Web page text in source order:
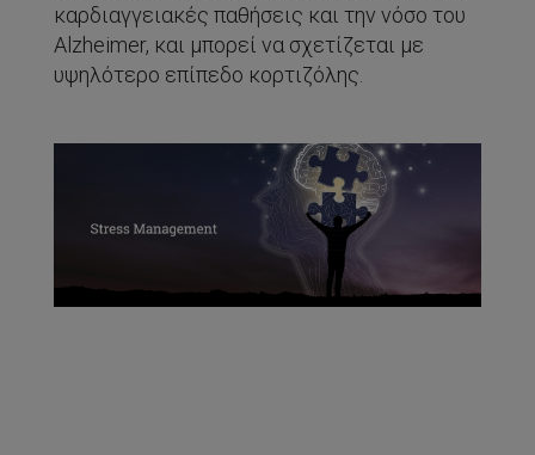
καρδιαγγειακές παθήσεις και την νόσο του
Alzheimer, και μπορεί να σχετίζεται με
υψηλότερο επίπεδο κορτιζόλης.